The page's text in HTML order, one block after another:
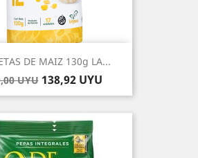
DE MAIZ 130g LA...
UYU Precio
138,92 UYU